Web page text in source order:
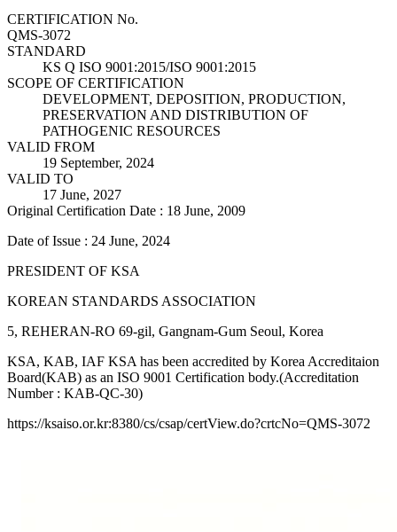
CERTIFICATION No.
QMS-3072
STANDARD
KS Q ISO 9001:2015/ISO 9001:2015
SCOPE OF CERTIFICATION
DEVELOPMENT, DEPOSITION, PRODUCTION,
PRESERVATION AND DISTRIBUTION OF
PATHOGENIC RESOURCES
VALID FROM
19 September, 2024
VALID TO
17 June, 2027
Original Certification Date : 18 June, 2009
Date of Issue : 24 June, 2024
PRESIDENT OF KSA
KOREAN STANDARDS ASSOCIATION
5, REHERAN-RO 69-gil, Gangnam-Gum Seoul, Korea
KSA, KAB, IAF KSA has been accredited by Korea Accreditaion
Board(KAB) as an ISO 9001 Certification body.(Accreditation
Number : KAB-QC-30)
https://ksaiso.or.kr:8380/cs/csap/certView.do?crtcNo=QMS-3072